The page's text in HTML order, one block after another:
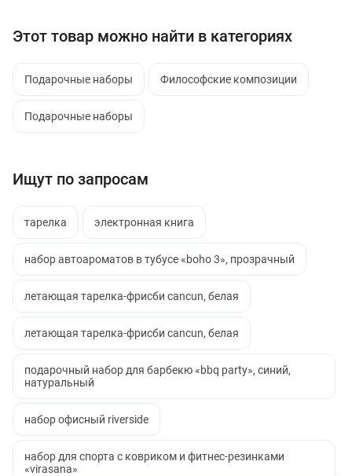
Этот товар можно найти в категориях
Подарочные наборы Философские композиции
Подарочные наборы
Ищут по запросам
тарелка электронная книга
набор автоароматов в тубусе «boho 3», прозрачный
летающая тарелка-фрисби cancun, белая
летающая тарелка-фрисби cancun, белая
подарочный набор для барбекю «bbq party», синий,
натуральный
набор офисный riverside
набор для спорта с ковриком и фитнес-резинками
«virasana»